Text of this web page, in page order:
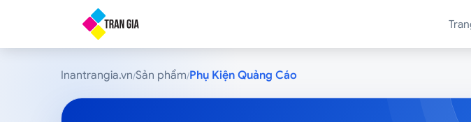
Inantrangia.vn/Sản phẩm/Phụ Kiện Quảng Cáo